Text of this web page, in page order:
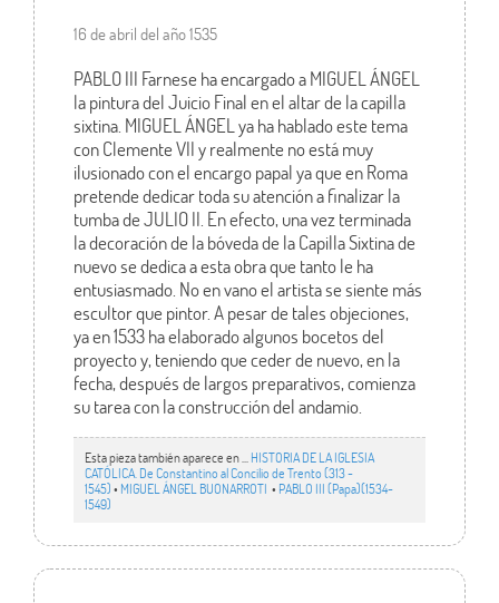
16 de abril del año 1535
PABLO III Farnese ha encargado a MIGUEL ÁNGEL
la pintura del Juicio Final en el altar de la capilla
sixtina. MIGUEL ÁNGEL ya ha hablado este tema
con Clemente VII y realmente no está muy
ilusionado con el encargo papal ya que en Roma
pretende dedicar toda su atención a finalizar la
tumba de JULIO II. En efecto, una vez terminada
la decoración de la bóveda de la Capilla Sixtina de
nuevo se dedica a esta obra que tanto le ha
entusiasmado. No en vano el artista se siente más
escultor que pintor. A pesar de tales objeciones,
ya en 1533 ha elaborado algunos bocetos del
proyecto y, teniendo que ceder de nuevo, en la
fecha, después de largos preparativos, comienza
su tarea con la construcción del andamio.
Esta pieza también aparece en ... HISTORIA DE LA IGLESIA
CATÓLICA. De Constantino al Concilio de Trento (313 -
1545)• MIGUEL ÁNGEL BUONARROTI • PABLO III (Papa)(1534-
1549)